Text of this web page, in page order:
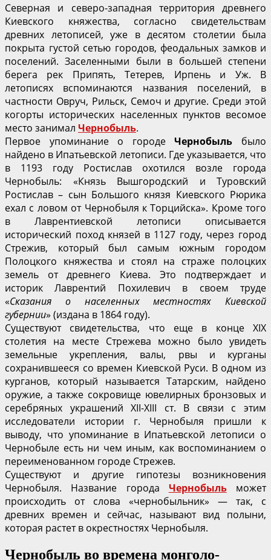
Северная и северо-западная территория древнего
Киевского княжества, согласно свидетельствам
древних летописей, уже в десятом столетии была
покрыта густой сетью городов, феодальных замков и
поселений. Заселенными были в большей степени
берега рек Припять, Тетерев, Ирпень и Уж. В
летописях вспоминаются названия поселений, в
частности Овруч, Рильск, Семоч и другие. Среди этой
когорты исторических населенных пунктов весомое
место занимал Чернобыль.
Первое упоминание о городеЧернобыль было
найдено в Ипатьевской летописи. Где указывается, что
в 1193 году Ростислав охотился возле города
Чернобыль: «Князь Вышгородский и Туровский
Ростислав – сын Большого князя Киевского Рюрика
ехал с ловом от Чернобыля к Торцийска». Кроме того
в Лаврентиевской летописи описывается
исторический поход князей в 1127 году, через город
Стрежив, который был самым южным городом
Полоцкого княжества и стоял на страже полоцких
земель от древнего Киева. Это подтверждает и
историк Лаврентий Похилевич в своем труде
«Сказания о населенных местностях Киевской
губернии» (издана в 1864 году).
Существуют свидетельства, что еще в конце XIX
столетия на месте Стрежева можно было увидеть
земельные укрепления, валы, рвы и курганы
сохранившееся со времен Киевской Руси. В одном из
курганов, который называется Татарским, найдено
оружие, а также сокровище ювелирных бронзовых и
серебряных украшений XII-XIII ст. В связи с этим
исследователи истории г. Чернобыля пришли к
выводу, что упоминание в Ипатьевской летописи о
Чернобыле есть ни чем иным, как воспоминанием о
переименованном городе Стрежев.
Существуют и другие гипотезы возникновения
Чернобыля. Название города Чернобыльможет
происходить от слова «чернобыльник» — так, с
древних времен и сейчас, называют вид полыни,
которая растет в окрестностях Чернобыля.
Чернобыль во времена монголо-